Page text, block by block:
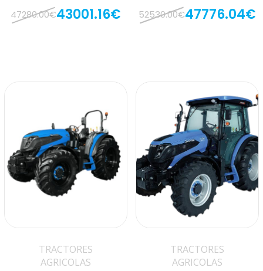
47280.00€43001.16€ 52530.00€47776.04€
TRACTORES
AGRICOLAS
TRACTORES
AGRICOLAS